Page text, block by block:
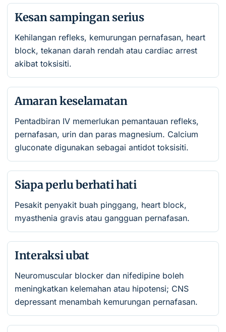
Kesan sampingan serius
Kehilangan refleks, kemurungan pernafasan, heart
block, tekanan darah rendah atau cardiac arrest
akibat toksisiti.
Amaran keselamatan
Pentadbiran IV memerlukan pemantauan refleks,
pernafasan, urin dan paras magnesium. Calcium
gluconate digunakan sebagai antidot toksisiti.
Siapa perlu berhati hati
Pesakit penyakit buah pinggang, heart block,
myasthenia gravis atau gangguan pernafasan.
Interaksi ubat
Neuromuscular blocker dan nifedipine boleh
meningkatkan kelemahan atau hipotensi; CNS
depressant menambah kemurungan pernafasan.